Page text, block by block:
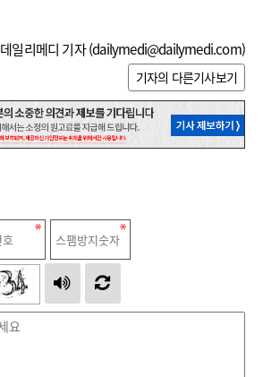
데일리메디 기자 (dailymedi@dailymedi.com)
기자의 다른기사보기